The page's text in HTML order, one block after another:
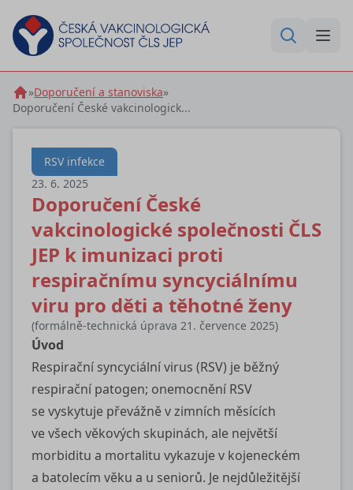
»Doporučení a stanoviska»
Doporučení České vakcinologick...
23. 6. 2025
Doporučení České
vakcinologické společnosti ČLS
JEP k imunizaci proti
respiračnímu syncyciálnímu
viru pro děti a těhotné ženy
RSV infekce
(formálně‑technická úprava 21. července 2025)
Úvod
Respirační syncyciální virus (RSV) je běžný
respirační patogen; onemocnění RSV
se vyskytuje převážně v zimních měsících
ve všech věkových skupinách, ale největší
morbiditu a mortalitu vykazuje v kojeneckém
a batolecím věku a u seniorů. Je nejdůležitější